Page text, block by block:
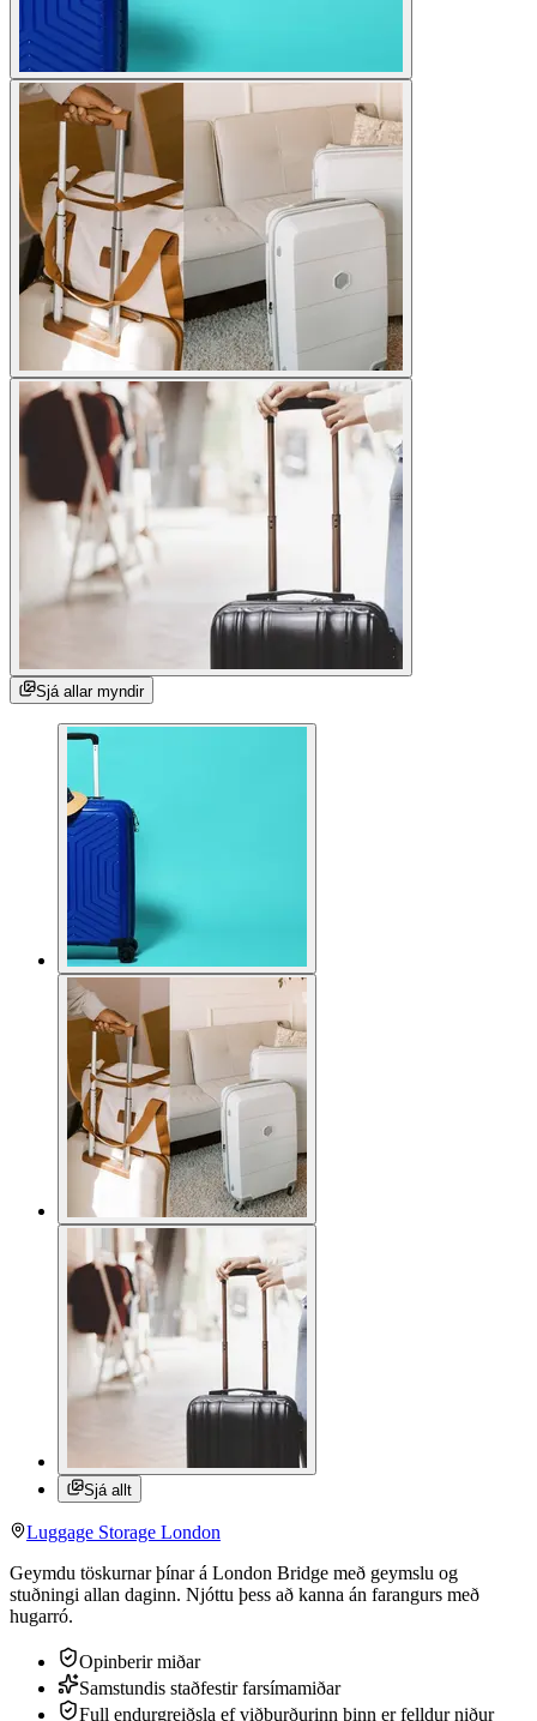
Sjá allar myndir
Sjá allt
Luggage Storage London
Geymdu töskurnar þínar á London Bridge með geymslu og
stuðningi allan daginn. Njóttu þess að kanna án farangurs með
hugarró.
Opinberir miðar
Samstundis staðfestir farsímamiðar
Full endurgreiðsla ef viðburðurinn þinn er felldur niður